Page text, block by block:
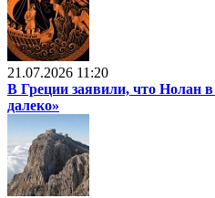
21.07.2026 11:20
В Греции заявили, что Нолан
далеко»